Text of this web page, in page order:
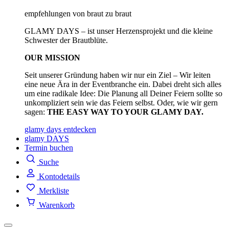
empfehlungen von braut zu braut
GLAMY DAYS – ist unser Herzensprojekt und die kleine
Schwester der Brautblüte.
OUR MISSION
Seit unserer Gründung haben wir nur ein Ziel – Wir leiten
eine neue Ära in der Eventbranche ein. Dabei dreht sich alles
um eine radikale Idee: Die Planung all Deiner Feiern sollte so
unkompliziert sein wie das Feiern selbst. Oder, wie wir gern
sagen: THE EASY WAY TO YOUR GLAMY DAY.
glamy days entdecken
glamy DAYS
Termin buchen
Suche
Kontodetails
Merkliste
Warenkorb